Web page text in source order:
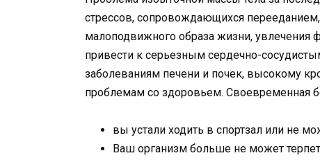
стрессов, сопровождающихся
малоподвижного образа жизни,
привести к серьезным сердечно-
заболеваниям печени и почек, высокому
проблемам со здоровьем. Своевременная
вы устали ходить в спортзал или не
Ваш организм больше не может